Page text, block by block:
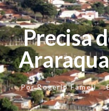
Precisa
PorRogerio Fameli